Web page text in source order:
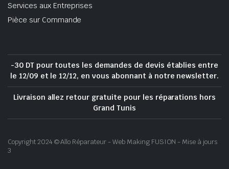
Services aux Entreprises
Pièce sur Commande
-30 DT pour toutes les demandes de devis établies entre
le 12/09 et le 12/12, en vous abonnant à notre newsletter.
Livraison allez retour gratuite pour les réparations hors
Grand Tunis
Copyright 2024 © Allo Réparateur - Web Making FUSION - Mise à jours
3